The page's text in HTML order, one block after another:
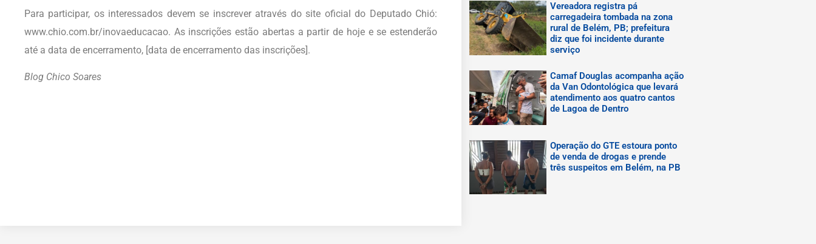
Para participar, os interessados devem se inscrever através do site oficial do Deputado Chió:
www.chio.com.br/inovaeducacao. As inscrições estão abertas a partir de hoje e se estenderão
até a data de encerramento, [data de encerramento das inscrições].
Blog Chico Soares
Vereadora registra pá
carregadeira tombada na zona
rural de Belém, PB; prefeitura
diz que foi incidente durante
serviço
Camaf Douglas acompanha ação
da Van Odontológica que levará
atendimento aos quatro cantos
de Lagoa de Dentro
Operação do GTE estoura ponto
de venda de drogas e prende
três suspeitos em Belém, na PB